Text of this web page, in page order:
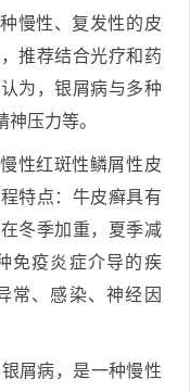
慢性、复发性的皮
推荐结合光疗和药
为，银屑病与多种
压力等。
性红斑性鳞屑性皮
特点：牛皮癣具有
冬季加重，夏季减
免疫炎症介导的疾
常、感染、神经因
屑病，是一种慢性